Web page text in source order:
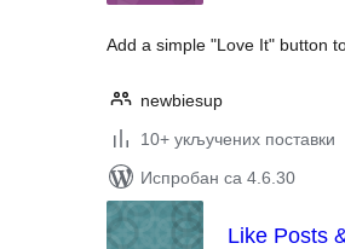
Add a simple "Love It" button
newbiesup
10+ укључених поставки
Испробан са 4.6.30
Like Posts